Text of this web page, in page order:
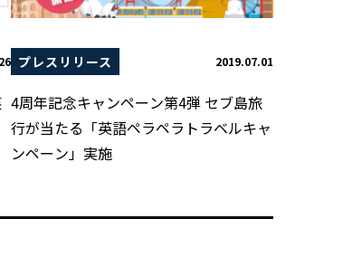
プレスリリース 2019.07.01
4周年記念キャンペーン第4弾 セブ島旅
行が当たる「英語ペラペラトラベルキャ
ンペーン」実施